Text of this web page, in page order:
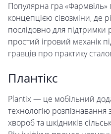
Популярна гра
концепцією сівозміни, де
послідовно для підтримки
простий ігровий механік
гравців про практику
Плантікс
Plantix — це мобільний
технологію
хвороб та шкідників